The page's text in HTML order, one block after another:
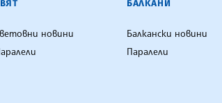
новини
БАЛКАНИ
Балкански новини
Паралели